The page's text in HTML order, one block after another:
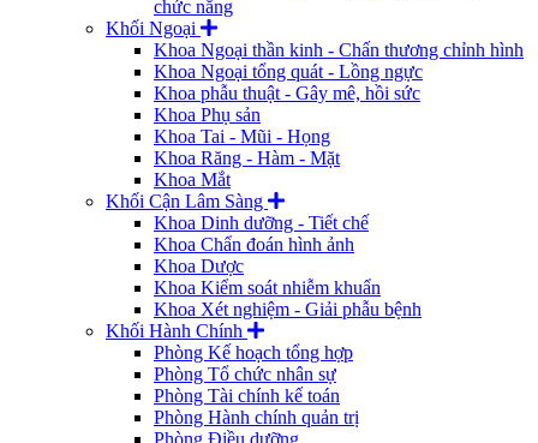
chức năng
Khối Ngoại
Khoa Ngoại thần kinh - Chấn thương chỉnh hình
Khoa Ngoại tổng quát - Lồng ngực
Khoa phẫu thuật - Gây mê, hồi sức
Khoa Phụ sản
Khoa Tai - Mũi - Họng
Khoa Răng - Hàm - Mặt
Khoa Mắt
Khối Cận Lâm Sàng
Khoa Dinh dưỡng - Tiết chế
Khoa Chẩn đoán hình ảnh
Khoa Dược
Khoa Kiểm soát nhiễm khuẩn
Khoa Xét nghiệm - Giải phẫu bệnh
Khối Hành Chính
Phòng Kế hoạch tổng hợp
Phòng Tổ chức nhân sự
Phòng Tài chính kế toán
Phòng Hành chính quản trị